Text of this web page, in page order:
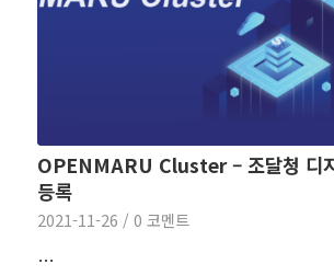
OPENMARU Cluster – 조달청 디
등록
2021-11-26 / 0 코멘트
…